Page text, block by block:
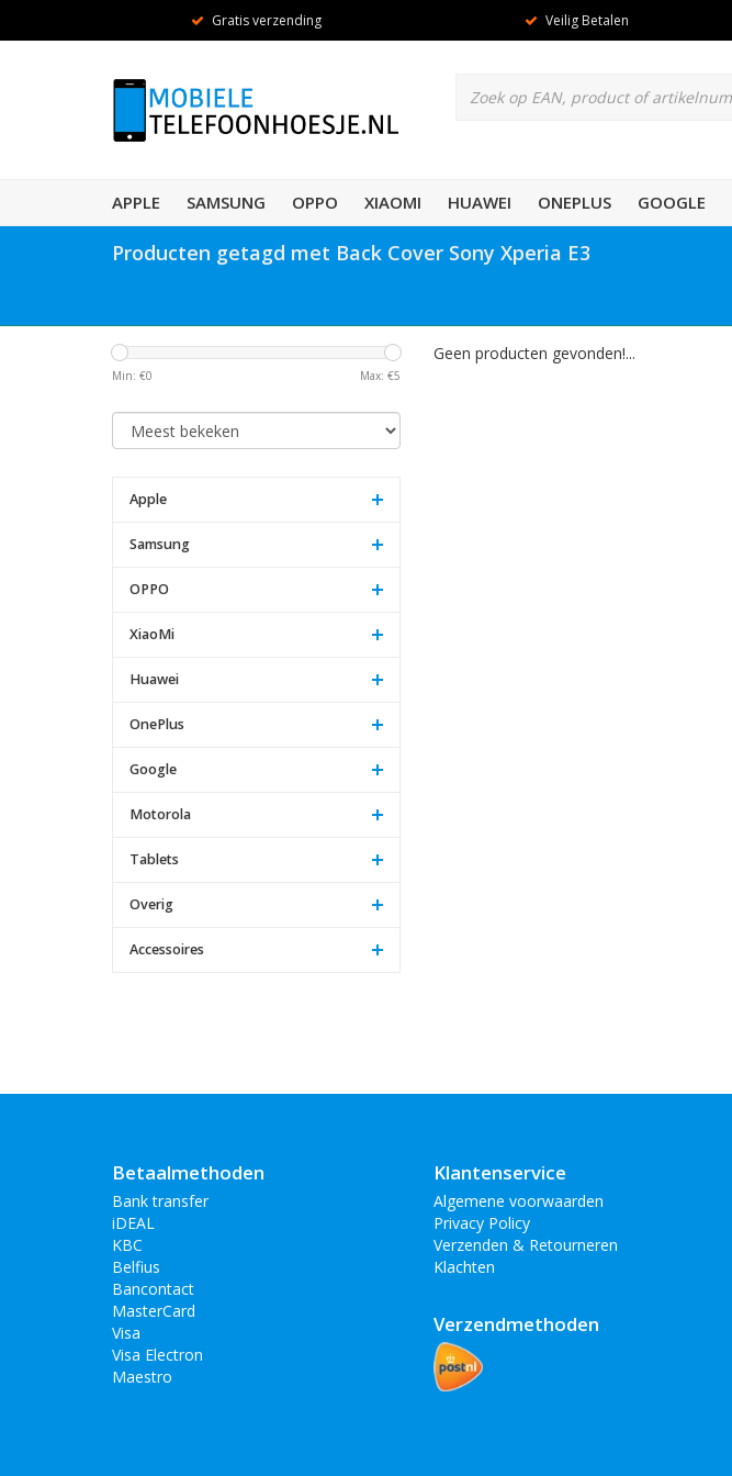
Gratis verzending Veilig Betalen
APPLE SAMSUNG OPPO XIAOMI HUAWEI ONEPLUS GOOGLE
Producten getagd met Back Cover Sony Xperia E3
Min: €0 Max: €5
Apple
Samsung
OPPO
XiaoMi
Huawei
OnePlus
Google
Motorola
Tablets
Overig
Accessoires
Geen producten gevonden!...
Betaalmethoden
Bank transfer
iDEAL
KBC
Belfius
Bancontact
MasterCard
Visa
Visa Electron
Maestro
Klantenservice
Algemene voorwaarden
Privacy Policy
Verzenden & Retourneren
Klachten
Verzendmethoden